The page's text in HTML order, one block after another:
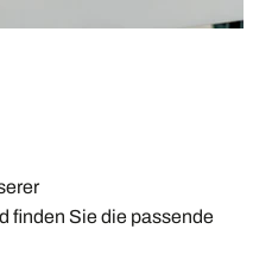
finden Sie die passende